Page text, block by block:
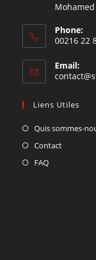
Phone:
00216 22
Email:
Liens Utiles
Quis sommes-
Contact
FAQ